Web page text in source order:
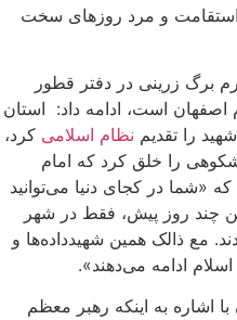
استقامت و مرد روزهای سخت
برگ زرینی در دفتر قطور
اصفهان است، ادامه داد: استان
را تقدیم نظام اسلامی کرد،
سال ۱۳۶۱ آنچنان شکوهی را خلق کرد که امام
«شما در کجای دنیا می‌توانید
چند روز پیش، فقط در شهر
تشییع کردند. مع ذالک همین شهیدداده‌ها و
ادامه می‌دهند».
اشاره به اینکه رهبر معظم